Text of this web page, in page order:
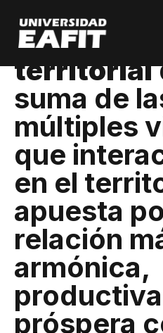
contenido
principal
Una visión
estratégica
territorial
suma de
múltiples
que
en el
apuesta
relación
armónica,
próspera